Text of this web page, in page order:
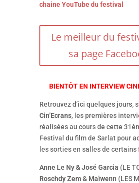
chaine YouTube du festival
Le meilleur du
sa page
BIENTÔT EN INTERVIEW
Retrouvez d’ici quelques jours,
Cin’Ecrans, les premières
réalisées au cours de cette
Festival du film de Sarlat pour
les sorties en salles de certains
Anne Le Ny & José Garcia (LE
Roschdy Zem & Maïwenn (LES